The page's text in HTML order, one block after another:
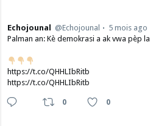
Echojounal @Echojounal
5 mois ago
Palman an: Kè demokrasi a ak vwa pèp la
https://t.co/QHHLIbRitb
https://t.co/QHHLIbRitb
0 0